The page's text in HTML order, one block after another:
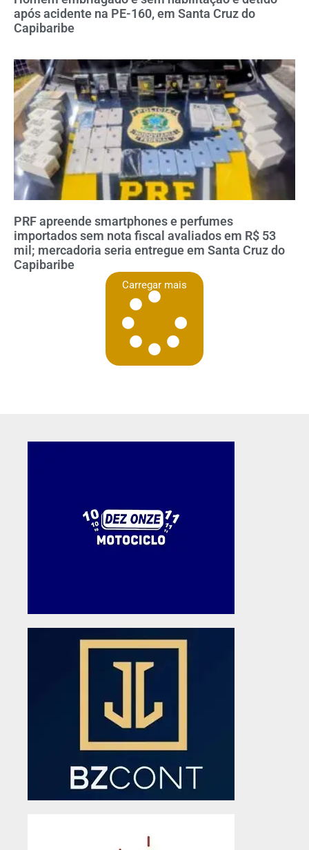
após acidente na PE-160, em Santa Cruz do
Capibaribe
PRF apreende smartphones e perfumes
importados sem nota fiscal avaliados em R$ 53
mil; mercadoria seria entregue em Santa Cruz do
Capibaribe
Carregar mais